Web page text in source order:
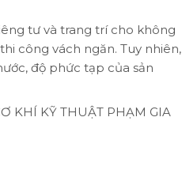
tư và trang trí cho không
công vách ngăn. Tuy nhiên,
độ phức tạp của sản
KHÍ KỸ THUẬT PHẠM GIA